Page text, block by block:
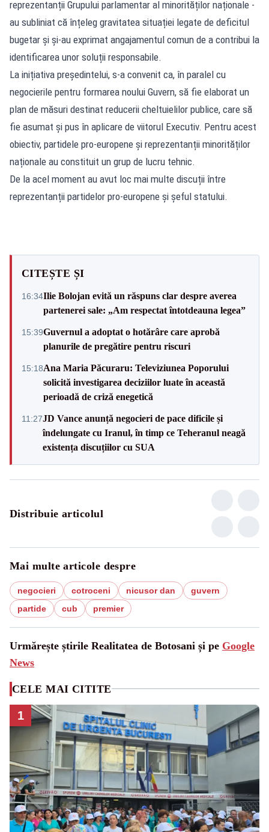
reprezentanții Grupului parlamentar al minorităților naționale -
au subliniat că înțeleg gravitatea situației legate de deficitul
bugetar și și-au exprimat angajamentul comun de a contribui la
identificarea unor soluții responsabile.
La inițiativa președintelui, s-a convenit ca, în paralel cu
negocierile pentru formarea noului Guvern, să fie elaborat un
plan de măsuri destinat reducerii cheltuielilor publice, care să
fie asumat și pus în aplicare de viitorul Executiv. Pentru acest
obiectiv, partidele pro-europene și reprezentanții minorităților
naționale au constituit un grup de lucru tehnic.
De la acel moment au avut loc mai multe discuții între
reprezentanții partidelor pro-europene și șeful statului.
CITEȘTE ȘI
16:34Ilie Bolojan evită un răspuns clar despre averea
partenerei sale: „Am respectat întotdeauna legea”
15:39Guvernul a adoptat o hotărâre care aprobă
planurile de pregătire pentru riscuri
15:18Ana Maria Păcuraru: Televiziunea Poporului
solicită investigarea deciziilor luate în această
perioadă de criză enegetică
11:27JD Vance anunță negocieri de pace dificile și
îndelungate cu Iranul, în timp ce Teheranul neagă
existența discuțiilor cu SUA
Distribuie articolul
Mai multe articole despre
negocieri cotroceni nicusor dan
guvern
partide
cub premier
Urmărește știrile Realitatea de Botosani și pe Google
News
CELE MAI CITITE
1